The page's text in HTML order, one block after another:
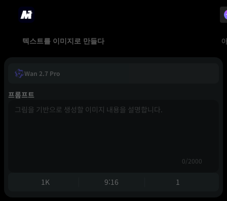
텍스트를 이미지로 만들다
Wan 2.7 Pro
프롬프트
0/2000
1K 9:16 1